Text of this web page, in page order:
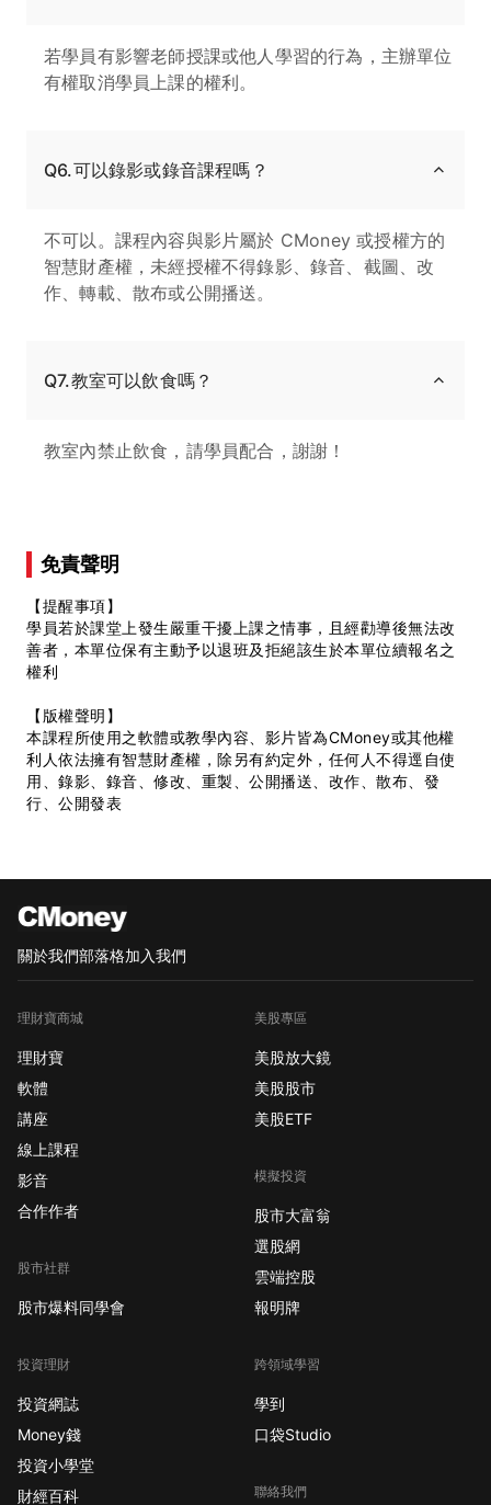
若學員有影響老師授課或他人學習的行為，主辦單位
有權取消學員上課的權利。
Q6.可以錄影或錄音課程嗎？
不可以。課程內容與影片屬於 CMoney 或授權方的
智慧財產權，未經授權不得錄影、錄音、截圖、改
作、轉載、散布或公開播送。
Q7.教室可以飲食嗎？
教室內禁止飲食，請學員配合，謝謝！
免責聲明
【提醒事項】
學員若於課堂上發生嚴重干擾上課之情事，且經勸導後無法改
善者，本單位保有主動予以退班及拒絕該生於本單位續報名之
權利
【版權聲明】
本課程所使用之軟體或教學內容、影片皆為CMoney或其他權
利人依法擁有智慧財產權，除另有約定外，任何人不得逕自使
用、錄影、錄音、修改、重製、公開播送、改作、散布、發
行、公開發表
關於我們部落格加入我們
理財寶商城
理財寶
軟體
講座
線上課程
影音
合作作者
股市社群
股市爆料同學會
投資理財
投資網誌
Money錢
投資小學堂
財經百科
美股專區
美股放大鏡
美股股市
美股ETF
模擬投資
股市大富翁
選股網
雲端控股
報明牌
跨領域學習
學到
口袋Studio
聯絡我們